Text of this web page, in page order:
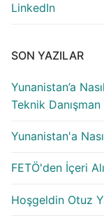
LinkedIn
SON YAZILAR
Yunanistan’a
Teknik
Yunanistan'a
FETÖ'den İçeri
Hoşgeldin Otuz